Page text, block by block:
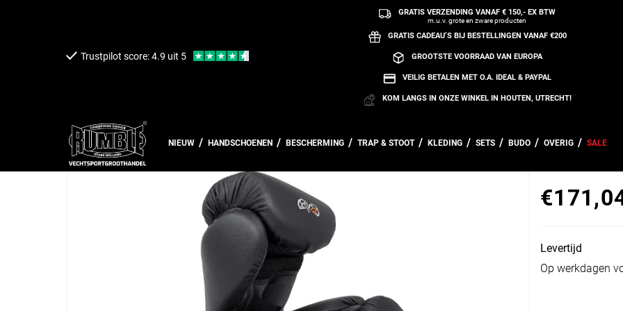
Trustpilot score: 4.9 uit 5
GRATIS VERZENDING VANAF € 150,- EX BTW
m.u.v. grote en zware producten
GRATIS CADEAU’S BIJ BESTELLINGEN VANAF €200
GROOTSTE VOORRAAD VAN EUROPA
VEILIG BETALEN MET O.A. IDEAL & PAYPAL
KOM LANGS IN ONZE WINKEL IN HOUTEN, UTRECHT!
NIEUW HANDSCHOENEN BESCHERMING TRAP & STOOT KLEDING SETS BUDO OVERIG SALE
Terug naar overzicht
Rival
Normale
Levertijd
Op werkdagen